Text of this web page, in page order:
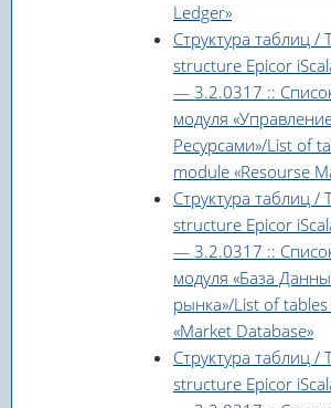
Ledger»
Структура таблиц /
structure Epicor
— 3.2.0317 ::
модуля
Ресурсами»/List of
module «Resourse
Структура таблиц /
structure Epicor
— 3.2.0317 ::
модуля «База
рынка»/List of
«Market Database»
Структура таблиц /
structure Epicor